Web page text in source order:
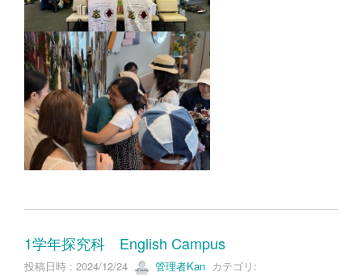
1学年探究科 English Campus
投稿日時 : 2024/12/24 管理者Kan カテゴリ: